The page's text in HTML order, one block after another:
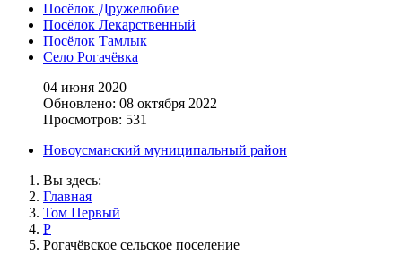
Посёлок Дружелюбие
Посёлок Лекарственный
Посёлок Тамлык
Село Рогачёвка
04 июня 2020
Обновлено: 08 октября 2022
Просмотров: 531
Новоусманский муниципальный район
Вы здесь:
Главная
Том Первый
Р
Рогачёвское сельское поселение